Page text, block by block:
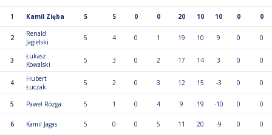
1 Kamil Zięba 5 5 0 0 20 10 10 0 0
2
Renald
Jagielski
5 4 0 1 19 10 9 0 0
3
Łukasz
Kowalski
5 3 0 2 17 14 3 0 0
4
Hubert
Łuczak
5 2 0 3 12 15 -3 0 0
5 Paweł Rózga 5 1 0 4 9 19 -10 0 0
6 Kamil Jagas 5 0 0 5 11 20 -9 0 0